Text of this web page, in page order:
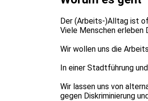
Der (Arbeits-)Alltag ist
Viele Menschen erleben
Wir wollen uns die
In einer Stadtführung
Wir lassen uns von
gegen Diskriminierung